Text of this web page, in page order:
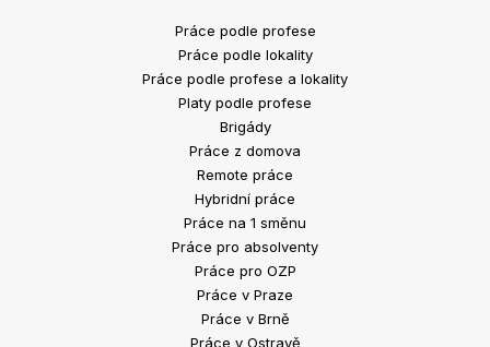
Práce podle profese
Práce podle lokality
Práce podle profese a lokality
Platy podle profese
Brigády
Práce z domova
Remote práce
Hybridní práce
Práce na 1 směnu
Práce pro absolventy
Práce pro OZP
Práce v Praze
Práce v Brně
Práce v Ostravě